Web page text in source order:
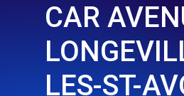
CAR
LES-ST-